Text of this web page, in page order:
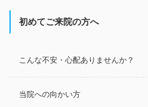
初めてご来院の方へ
こんな不安・心配ありませんか？
当院への向かい方